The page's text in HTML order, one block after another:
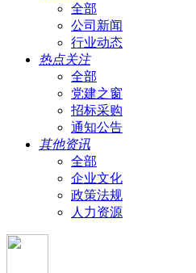
全部
公司新闻
行业动态
热点关注
全部
党建之窗
招标采购
通知公告
其他资讯
全部
企业文化
政策法规
人力资源